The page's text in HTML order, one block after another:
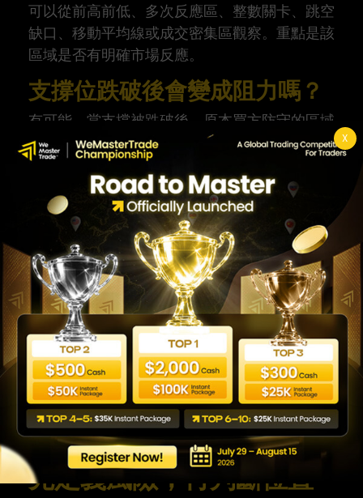
X
可以從前高前低、多次反應區、整數關卡、跳空
缺口、移動平均線或成交密集區觀察。重點是該
區域是否有明確市場反應。
支撐位跌破後會變成阻力嗎？
有可能。當支撐被跌破後，原本買方防守的區域
可能變成賣方壓力區，但仍需要觀察價格反應確
認。
突破阻力一定代表可以買入
嗎？
不一定。突破可能是假突破，也可能已經反映在
價格中。最好搭配收盤、回踩、成交量或其他確
認條件。
prop firm 交易者如何使用支
撐與阻力？
應把支撐阻力用來定義入場、止損和失效條件，
同時確認交易風險符合日虧損、最大回撤與平台
規則。
先定義風險，再判斷位置